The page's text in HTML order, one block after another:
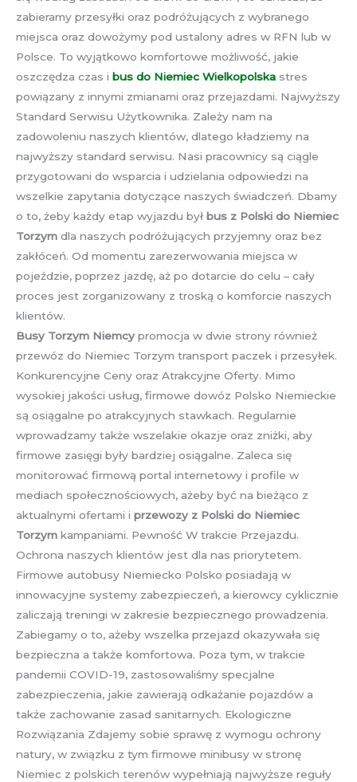
zabieramy przesyłki oraz podróżujących z wybranego
miejsca oraz dowożymy pod ustalony adres w RFN lub w
Polsce. To wyjątkowo komfortowe możliwość, jakie
oszczędza czas i bus do Niemiec Wielkopolska stres
powiązany z innymi zmianami oraz przejazdami. Najwyższy
Standard Serwisu Użytkownika. Zależy nam na
zadowoleniu naszych klientów, dlatego kładziemy na
najwyższy standard serwisu. Nasi pracownicy są ciągle
przygotowani do wsparcia i udzielania odpowiedzi na
wszelkie zapytania dotyczące naszych świadczeń. Dbamy
o to, żeby każdy etap wyjazdu był bus z Polski do Niemiec
Torzym dla naszych podróżujących przyjemny oraz bez
zakłóceń. Od momentu zarezerwowania miejsca w
pojeździe, poprzez jazdę, aż po dotarcie do celu – cały
proces jest zorganizowany z troską o komforcie naszych
klientów.
Busy Torzym Niemcy promocja w dwie strony również
przewóz do Niemiec Torzym transport paczek i przesyłek.
Konkurencyjne Ceny oraz Atrakcyjne Oferty. Mimo
wysokiej jakości usług, firmowe dowóz Polsko Niemieckie
są osiągalne po atrakcyjnych stawkach. Regularnie
wprowadzamy także wszelakie okazje oraz zniżki, aby
firmowe zasięgi były bardziej osiągalne. Zaleca się
monitorować firmową portal internetowy i profile w
mediach społecznościowych, ażeby być na bieżąco z
aktualnymi ofertami i przewozy z Polski do Niemiec
Torzym kampaniami. Pewność W trakcie Przejazdu.
Ochrona naszych klientów jest dla nas priorytetem.
Firmowe autobusy Niemiecko Polsko posiadają w
innowacyjne systemy zabezpieczeń, a kierowcy cyklicznie
zaliczają treningi w zakresie bezpiecznego prowadzenia.
Zabiegamy o to, ażeby wszelka przejazd okazywała się
bezpieczna a także komfortowa. Poza tym, w trakcie
pandemii COVID-19, zastosowaliśmy specjalne
zabezpieczenia, jakie zawierają odkażanie pojazdów a
także zachowanie zasad sanitarnych. Ekologiczne
Rozwiązania Zdajemy sobie sprawę z wymogu ochrony
natury, w związku z tym firmowe minibusy w stronę
Niemiec z polskich terenów wypełniają najwyższe reguły